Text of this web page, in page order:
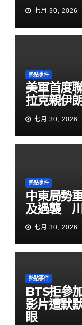
七月 30, 2026
熱點事件
美軍首度
拉克親伊
七月 30, 2026
熱點事件
中東局勢
及遇襲 川
七月 30, 2026
熱點事件
BTS拒參
影片遭默
眼